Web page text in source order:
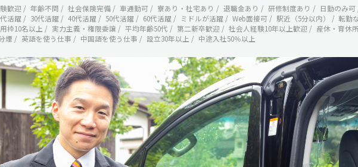
歓迎 年齢不問 社会保険完備 車通勤可 寮あり・社宅あり 退職金あり 研修制度あり
日勤のみ可
活躍 30代活躍 40代活躍 50代活躍 60代活躍 ミドルが活躍 Web面接可 駅近（5分以内）
転勤
枠10名以上 実力主義・権限委譲 平均年齢50代 第二新卒歓迎 社会人経験10年以上歓迎
産休・育休
煙
英語を使う仕事 中国語を使う仕事 設立30年以上 中途入社50％以上